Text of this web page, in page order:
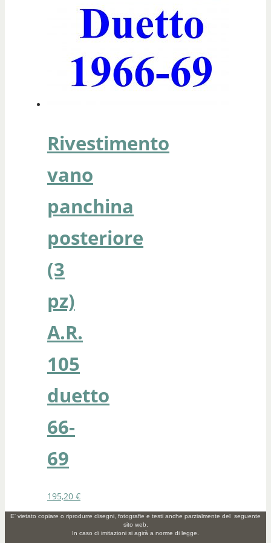
Rivestimento
vano
panchina
posteriore
(3
pz)
A.R.
105
duetto
66-
69
195,20 €
E' vietato copiare o riprodurre disegni, fotografie e testi anche parzialmente del seguente
sito web.
In caso di imitazioni si agirà a norme di legge.